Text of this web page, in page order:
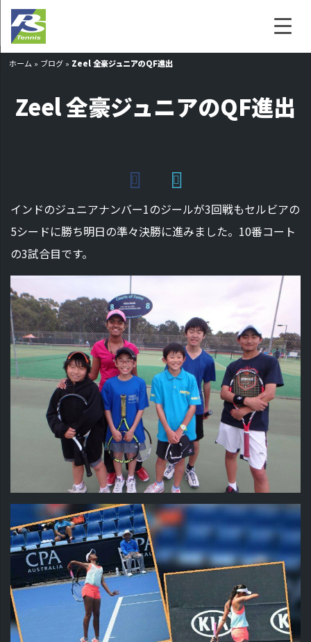
ホーム » ブログ » Zeel 全豪ジュニアのQF進出
Zeel 全豪ジュニアのQF進出
インドのジュニアナンバー1のジールが3回戦もセルビアの
5シードに勝ち明日の準々決勝に進みました。10番コート
の3試合目です。